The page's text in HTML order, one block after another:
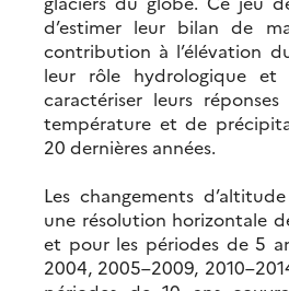
d’estimer leur bilan de
contribution à l’élévation
leur rôle hydrologique et
caractériser leurs
température et de
20 dernières années.
Les changements
une résolution horizontale
et pour les périodes de 5
2004, 2005–2009,